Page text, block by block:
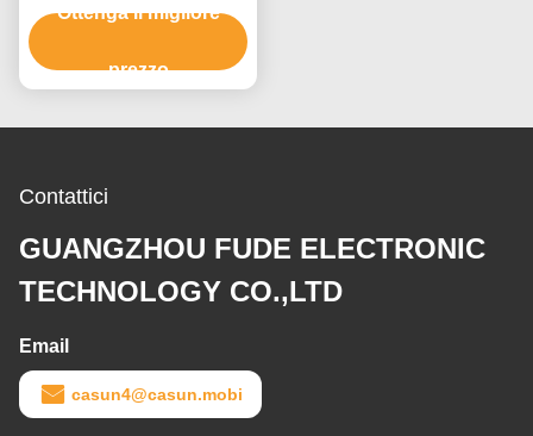
passo 35mm NEMA 14
51/1 Motore passo-passo
Ottenga il migliore
prezzo
Contattici
GUANGZHOU FUDE ELECTRONIC
TECHNOLOGY CO.,LTD
Email
casun4@casun.mobi